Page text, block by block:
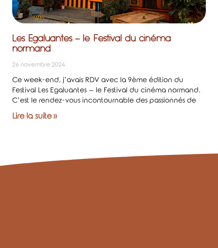
Les Egaluantes – le Festival du cinéma
normand
26 novembre 2024
Ce week-end, j’avais RDV avec la 9ème édition du
Festival Les Egaluantes – le Festival du cinéma normand.
C’est le rendez-vous incontournable des passionnés de
Lire la suite »